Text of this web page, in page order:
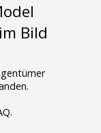
Bild